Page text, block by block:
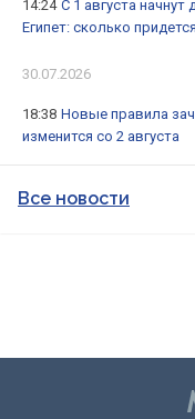
14:24 С 1 августа
Египет: сколько
30.07.2026
18:38 Новые правила
изменится со 2 августа
Все новости